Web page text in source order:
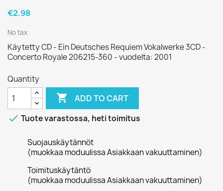
€2.98
No tax
Käytetty CD - Ein Deutsches Requiem Vokalwerke 3CD -
Concerto Royale 206215-360 - vuodelta: 2001
Quantity
 ADD TO CART
 Tuote varastossa, heti toimitus
Suojauskäytännöt
(muokkaa moduulissa Asiakkaan vakuuttaminen)
Toimituskäytäntö
(muokkaa moduulissa Asiakkaan vakuuttaminen)